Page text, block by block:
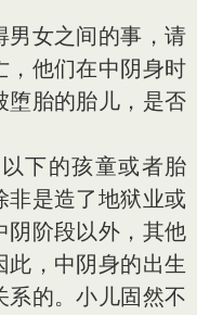
男女之间的事，请
，他们在中阴身时
堕胎的胎儿，是否
下的孩童或者胎
非是造了地狱业或
阴阶段以外，其他
，中阴身的出生
系的。小儿固然不